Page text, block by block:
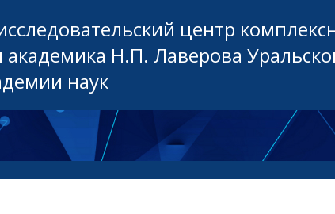
центр
Н.П. Лаверова
наук